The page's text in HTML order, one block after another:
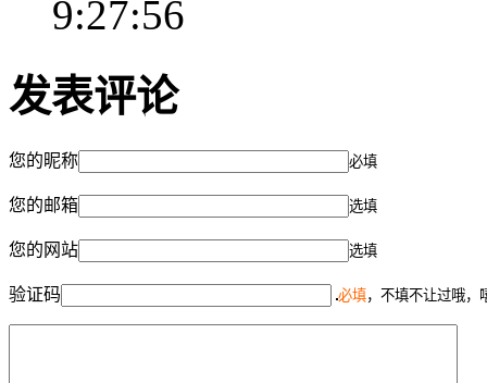
9:27:56
发表评论
您的昵称 必填
您的邮箱 选填
您的网站 选填
验证码 必填，不填不让过哦，